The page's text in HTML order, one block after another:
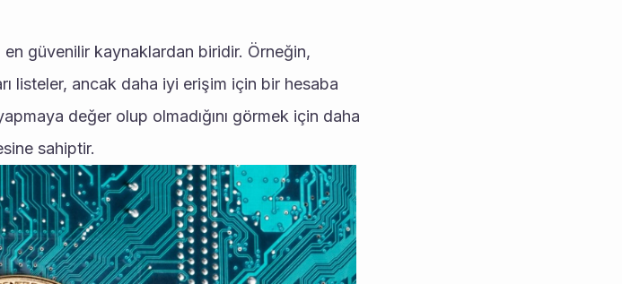
güvenilir kaynaklardan biridir. Örneğin,
listeler, ancak daha iyi erişim için bir hesaba
değer olup olmadığını görmek için daha
sahiptir.